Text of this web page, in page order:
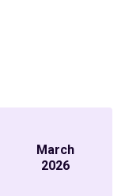
March
2026